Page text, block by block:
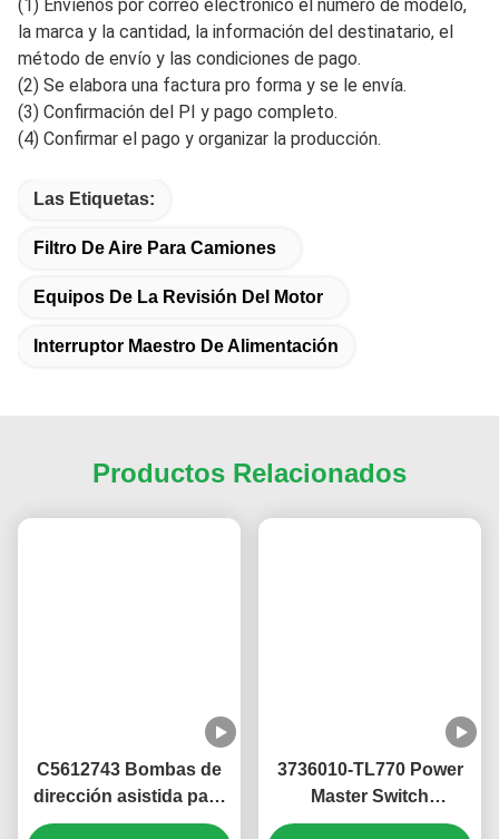
productos personalizados, el MOQ debe ser negociado por
adelantado.
5¿Cuánto tiempo dura la entrega?
El tiempo de entrega para el pedido de muestras es de 3-5
días, y para el pedido a granel es de 5-15 días.
6¿Ofrece muestras gratis?
mayoristas, pero el cliente debe asumir el costo de envío.
finales.
(1) Envíenos por correo electrónico el número de modelo,
la marca y la cantidad, la información del destinatario, el
método de envío y las condiciones de pago.
Productos Relacionados